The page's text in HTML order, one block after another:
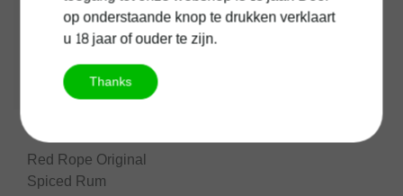
Red Rope Original
Spiced Rum
op onderstaande knop te drukken verklaart
u 18 jaar of ouder te zijn.
Thanks